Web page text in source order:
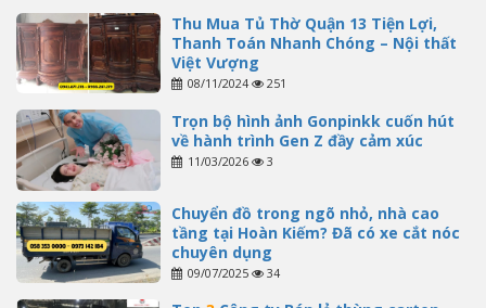
Thu Mua Tủ Thờ Quận 13 Tiện Lợi,
Thanh Toán Nhanh Chóng – Nội thất
Việt Vượng
08/11/2024 251
Trọn bộ hình ảnh Gonpinkk cuốn hút
về hành trình Gen Z đầy cảm xúc
11/03/2026 3
Chuyển đồ trong ngõ nhỏ, nhà cao
tầng tại Hoàn Kiếm? Đã có xe cắt nóc
chuyên dụng
09/07/2025 34